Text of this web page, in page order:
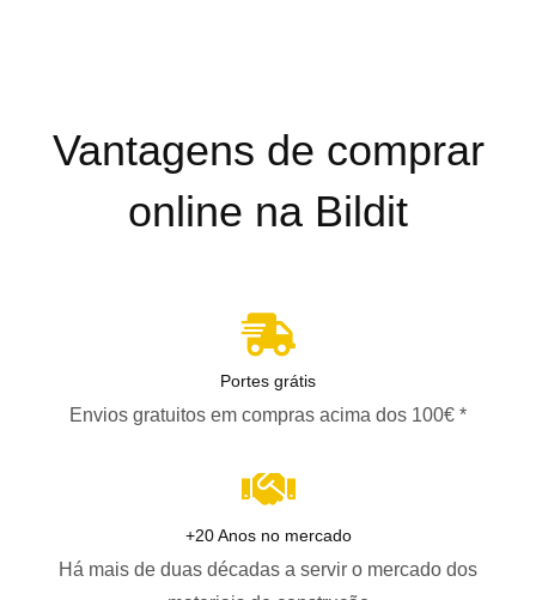
Vantagens de comprar
online na Bildit
Portes grátis
Envios gratuitos em compras acima dos 100€ *
+20 Anos no mercado
Há mais de duas décadas a servir o mercado dos